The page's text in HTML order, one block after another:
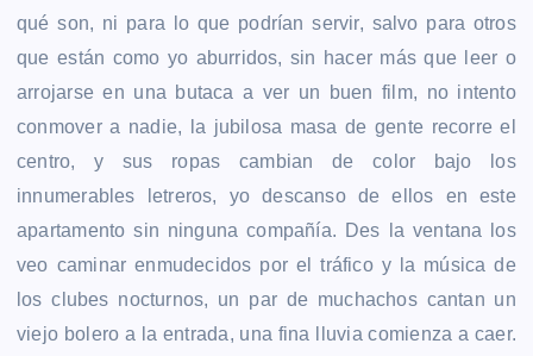
qué son, ni para lo que podrían servir, salvo para otros
que están como yo aburridos, sin hacer más que leer o
arrojarse en una butaca a ver un buen film, no intento
conmover a nadie, la jubilosa masa de gente recorre el
centro, y sus ropas cambian de color bajo los
innumerables letreros, yo descanso de ellos en este
apartamento sin ninguna compañía. Des la ventana los
veo caminar enmudecidos por el tráfico y la música de
los clubes nocturnos, un par de muchachos cantan un
viejo bolero a la entrada, una fina lluvia comienza a caer.